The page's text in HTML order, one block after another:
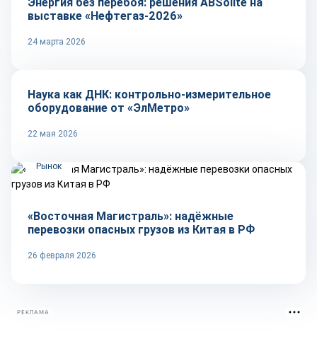
выставке «Нефтегаз-2026»
24 марта 2026
Репортаж
Наука как ДНК: контрольно-измерительное
оборудование от «ЭлМетро»
22 мая 2026
Рынок
«Восточная Магистраль»: надёжные
перевозки опасных грузов из Китая в РФ
26 февраля 2026
РЕКЛАМА